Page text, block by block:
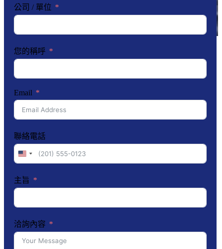
公司 / 單位
您的稱呼
Email
聯絡電話
United
States
主旨
洽詢內容